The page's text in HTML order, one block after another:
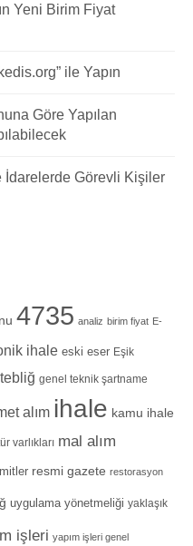
Yeni Birim Fiyat
ile Yapın
Göre Yapılan
İdarelerde Görevli Kişiler
4735 analiz birim fiyat E-
ihale eski eser Eşik
genel teknik şartname
alım ihale kamu ihale
varlıkları mal alım
resmi gazete restorasyon
uygulama yönetmeliği yaklaşık
işleri yapım işleri genel